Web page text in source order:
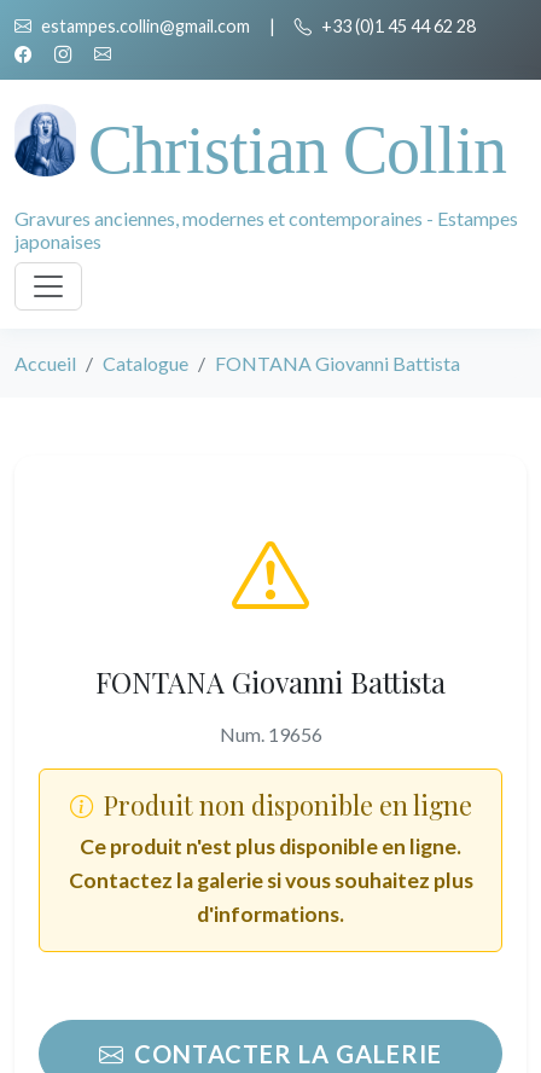
estampes.collin@gmail.com | +33 (0)1 45 44 62 28
Christian Collin
Gravures anciennes, modernes et contemporaines - Estampes
japonaises
Accueil Catalogue FONTANA Giovanni Battista
FONTANA Giovanni Battista
Num. 19656
Produit non disponible en ligne
Ce produit n'est plus disponible en ligne.
Contactez la galerie si vous souhaitez plus
d'informations.
CONTACTER LA GALERIE